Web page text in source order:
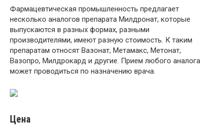
Фармацевтическая промышленность предлагает
несколько аналогов препарата Милдронат, которые
выпускаются в разных формах, разными
производителями, имеют разную стоимость. К таким
препаратам относят Вазонат, Метамакс, Метонат,
Вазопро, Милдрокард и другие. Прием любого аналога
может проводиться по назначению врача.
Цена